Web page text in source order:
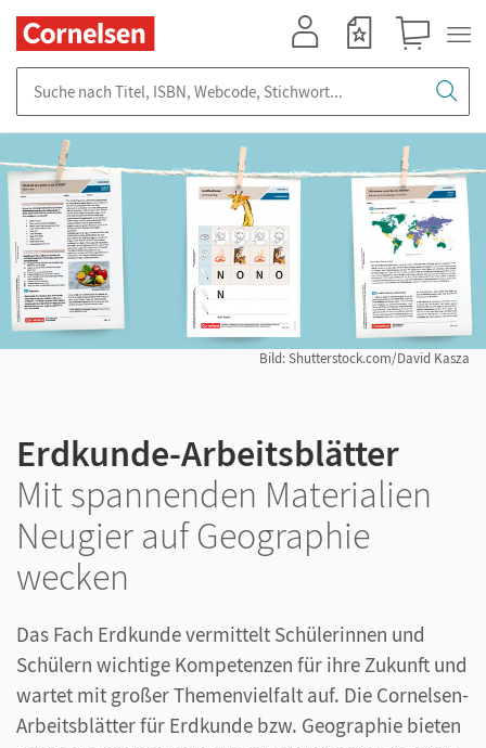
Bild: Shutterstock.com/David Kasza
Erdkunde-Arbeitsblätter
Mit spannenden Materialien
Neugier auf Geographie
wecken
Das Fach Erdkunde vermittelt Schülerinnen und
Schülern wichtige Kompetenzen für ihre Zukunft und
wartet mit großer Themenvielfalt auf. Die Cornelsen-
Arbeitsblätter für Erdkunde bzw. Geographie bieten